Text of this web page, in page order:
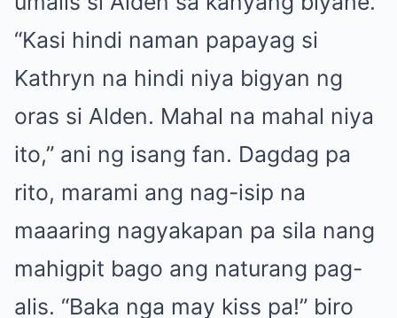
“Kasi hindi naman papayag si
Kathryn na hindi niya bigyan ng
oras si Alden. Mahal na mahal niya
ito,” ani ng isang fan. Dagdag pa
rito, marami ang nag-isip na
maaaring nagyakapan pa sila nang
mahigpit bago ang naturang pag-
alis. “Baka nga may kiss pa!” biro